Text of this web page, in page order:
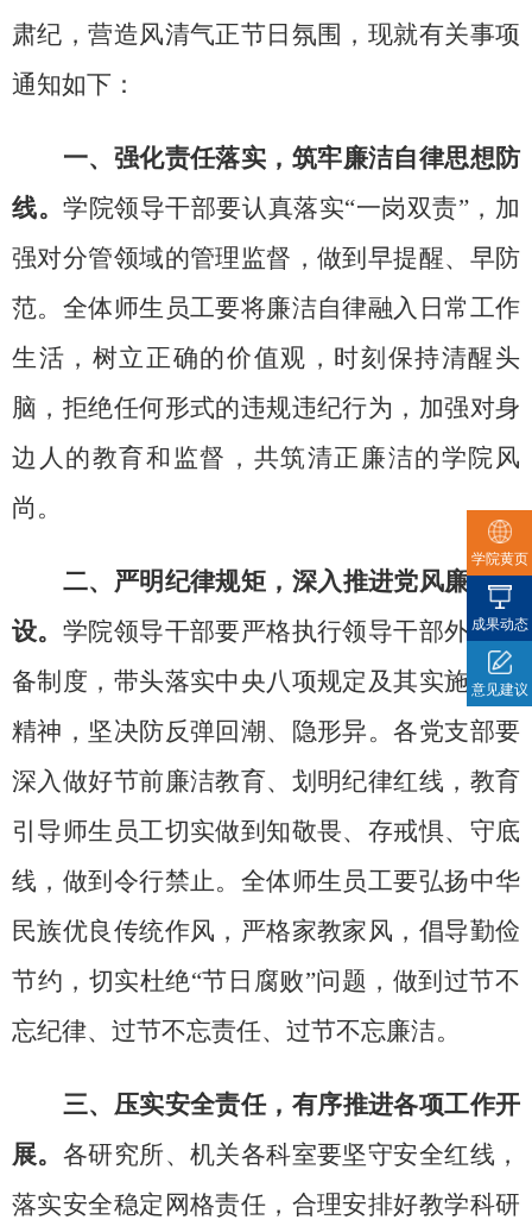
肃纪，营造风清气正节日氛围，现就有关事项
通知如下：
一、强化责任落实，筑牢廉洁自律思想防
线。学院领导干部要认真落实“一岗双责”，加
强对分管领域的管理监督，做到早提醒、早防
范。全体师生员工要将廉洁自律融入日常工作
生活，树立正确的价值观，时刻保持清醒头
脑，拒绝任何形式的违规违纪行为，加强对身
边人的教育和监督，共筑清正廉洁的学院风
尚。
二、严明纪律规矩，深入推进党风廉政建
设。 学院领导干部要严格执行领导干部外出报
备制度，带头落实中央八项规定及其实施细则
精神，坚决防反弹回潮、隐形异。各党支部要
深入做好节前廉洁教育、划明纪律红线，教育
引导师生员工切实做到知敬畏、存戒惧、守底
线，做到令行禁止。全体师生员工要弘扬中华
民族优良传统作风，严格家教家风，倡导勤俭
节约，切实杜绝“节日腐败”问题，做到过节不
忘纪律、过节不忘责任、过节不忘廉洁。
三、压实安全责任，有序推进各项工作开
展。 各研究所、机关各科室要坚守安全红线，
落实安全稳定网格责任，合理安排好教学科研
学院黄页
成果动态
意见建议